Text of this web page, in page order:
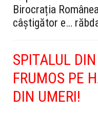
Birocrația
câștigător e…
SPITALUL
FRUMOS PE
DIN UMERI!